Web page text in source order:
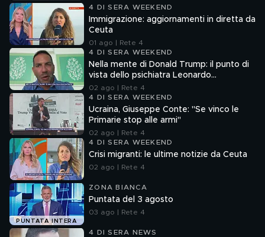
4 DI SERA WEEKEND
Immigrazione: aggiornamenti in diretta da
Ceuta
01 ago | Rete 4
4 DI SERA WEEKEND
Nella mente di Donald Trump: il punto di
vista dello psichiatra Leonardo
Mendolicchio
02 ago | Rete 4
4 DI SERA WEEKEND
Ucraina, Giuseppe Conte: "Se vinco le
Primarie stop alle armi"
02 ago | Rete 4
4 DI SERA WEEKEND
Crisi migranti: le ultime notizie da Ceuta
02 ago | Rete 4
PUNTATA INTERA
ZONA BIANCA
Puntata del 3 agosto
03 ago | Rete 4
4 DI SERA NEWS